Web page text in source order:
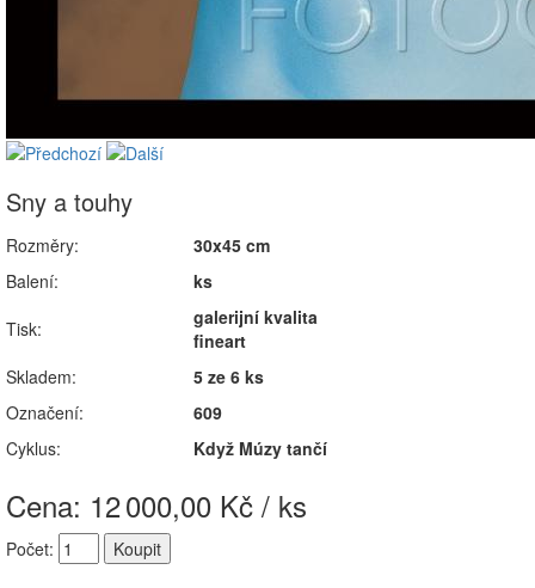
Sny a touhy
Rozměry:
30x45 cm
Balení:
ks
Tisk:
galerijní kvalita
fineart
Skladem:
5 ze 6 ks
Označení:
609
Cyklus:
Když Múzy tančí
Cena: 12000,00 Kč / ks
Počet: